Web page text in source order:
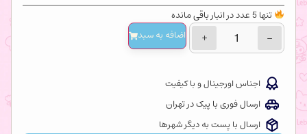
تنها 5 عدد در انبار باقی مانده
−
+ اضافه‌ به سبد
اجناس اورجینال و با کیفیت
ارسال فوری با پیک در تهران
ارسال با پست به دیگر شهرها